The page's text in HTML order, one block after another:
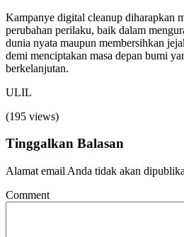
Kampanye digital cleanup diharapkan
perubahan perilaku, baik dalam
dunia nyata maupun membersihkan
demi menciptakan masa depan bumi
berkelanjutan.
ULIL
(195 views)
Tinggalkan Balasan
Alamat email Anda tidak akan
Comment